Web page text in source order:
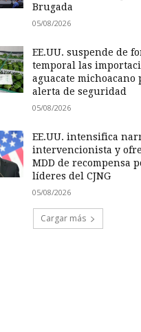
Brugada
05/08/2026
EE.UU. suspende de
temporal las
aguacate michoacano
alerta de seguridad
05/08/2026
EE.UU. intensifica
intervencionista y
MDD de recompensa
líderes del CJNG
05/08/2026
Cargar más